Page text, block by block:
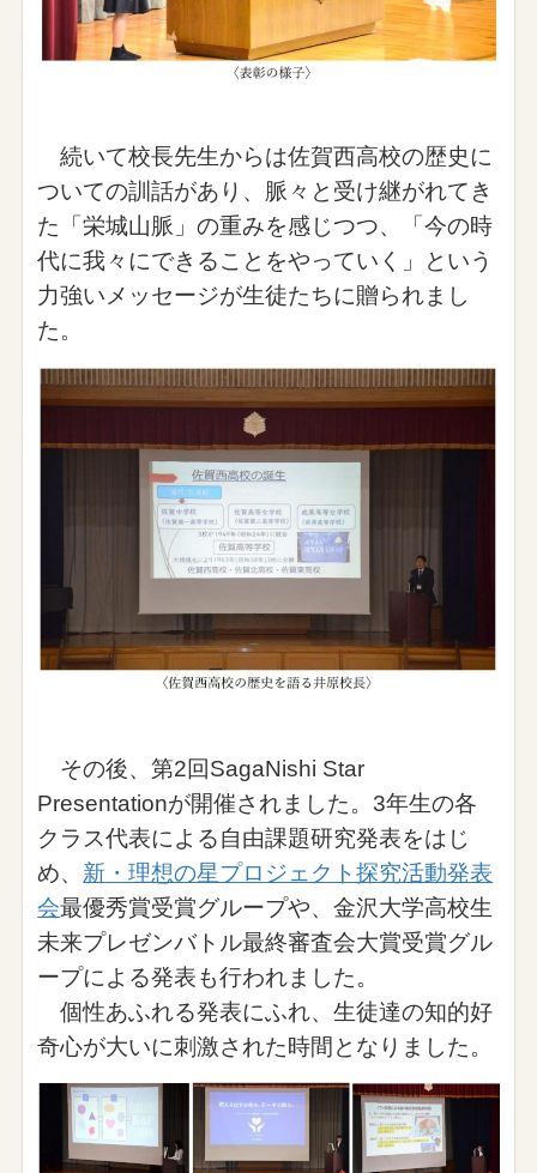
続いて校長先生からは佐賀西高校の歴史に
ついての訓話があり、脈々と受け継がれてき
た「栄城山脈」の重みを感じつつ、「今の時
代に我々にできることをやっていく」という
力強いメッセージが生徒たちに贈られまし
た。
その後、第2回SagaNishi Star
Presentationが開催されました。3年生の各
クラス代表による自由課題研究発表をはじ
め、 新・理想の星プロジェクト探究活動発表
会最優秀賞受賞グループや、金沢大学高校生
未来プレゼンバトル最終審査会大賞受賞グル
ープによる発表も行われました。
個性あふれる発表にふれ、生徒達の知的好
奇心が大いに刺激された時間となりました。